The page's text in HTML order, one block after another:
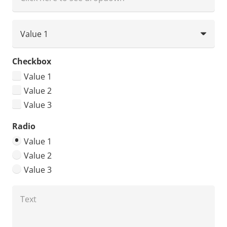
Checkbox
Value 1
Value 2
Value 3
Radio
Value 1
Value 2
Value 3